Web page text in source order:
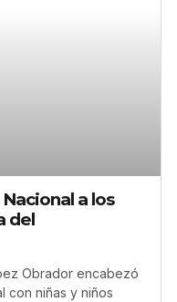
a los
del
Obrador encabezó
con niñas y niños